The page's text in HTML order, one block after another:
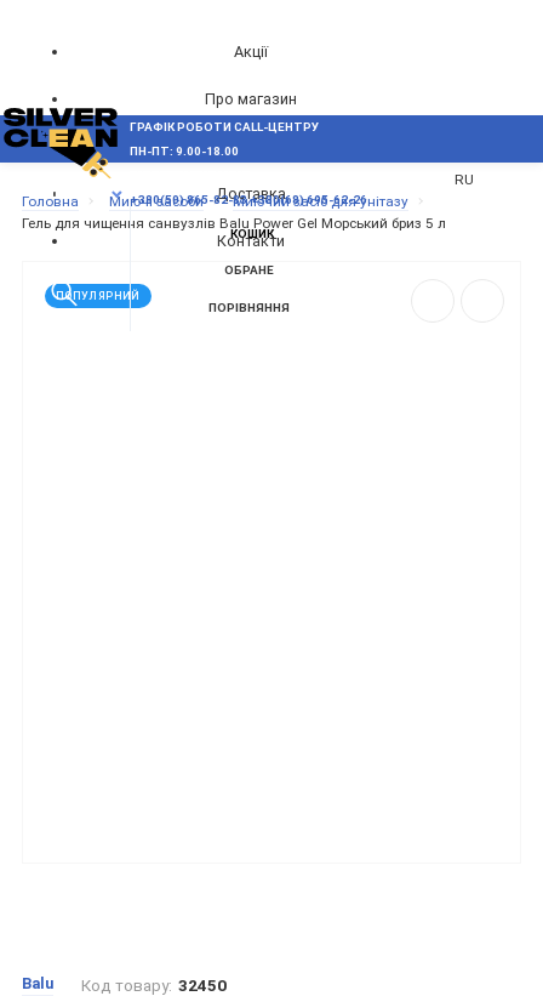
Акції
Про магазин
Блог
Доставка
Контакти
RU
МЕНЮ
ГРАФІК РОБОТИ CALL-ЦЕНТРУ
ПН-ПТ: 9.00-18.00
+380(50) 865-82-83+380(68) 695-62-26
КОШИК
ОБРАНЕ
ПОРІВНЯННЯ
Головна Миючі засоби
Миючий засіб для унітазу
Гель для чищення санвузлів Balu Power Gel Морський бриз 5 л
ПОПУЛЯРНИЙ
Balu Код товару: 32450